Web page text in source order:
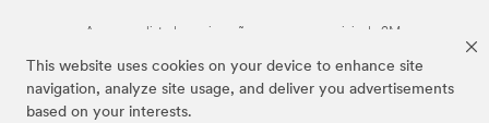
This website uses cookies on your device to enhance site
navigation, analyze site usage, and deliver you advertisements
based on your interests.
As marcas listadas a cima são marcas comerciais da 3M.